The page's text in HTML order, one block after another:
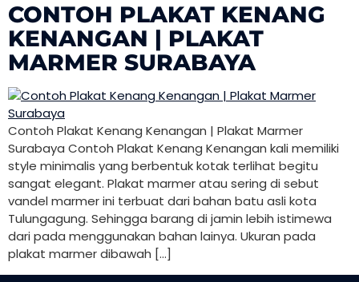
CONTOH PLAKAT KENANG
KENANGAN | PLAKAT
MARMER SURABAYA
Contoh Plakat Kenang Kenangan | Plakat Marmer
Surabaya Contoh Plakat Kenang Kenangan kali memiliki
style minimalis yang berbentuk kotak terlihat begitu
sangat elegant. Plakat marmer atau sering di sebut
vandel marmer ini terbuat dari bahan batu asli kota
Tulungagung. Sehingga barang di jamin lebih istimewa
dari pada menggunakan bahan lainya. Ukuran pada
plakat marmer dibawah […]